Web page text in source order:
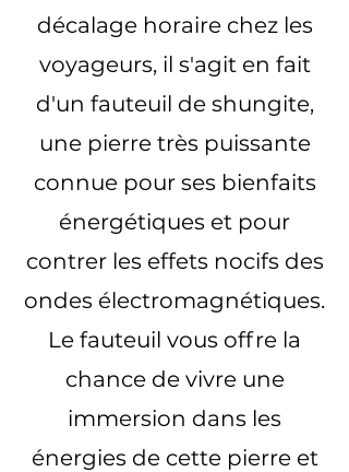
décalage horaire chez les
voyageurs, il s'agit en fait
d'un fauteuil de shungite,
une pierre très puissante
connue pour ses bienfaits
énergétiques et pour
contrer les effets nocifs des
ondes électromagnétiques.
Le fauteuil vous offre la
chance de vivre une
immersion dans les
énergies de cette pierre et